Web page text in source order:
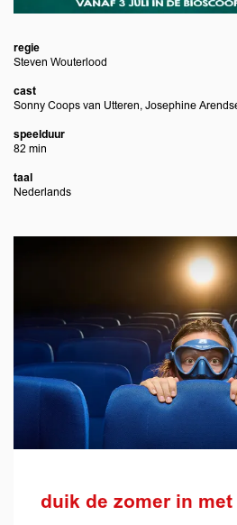
regie
Steven Wouterlood
cast
Sonny Coops van Utteren, Josephine
speelduur
82 min
taal
Nederlands
duik de zomer in met